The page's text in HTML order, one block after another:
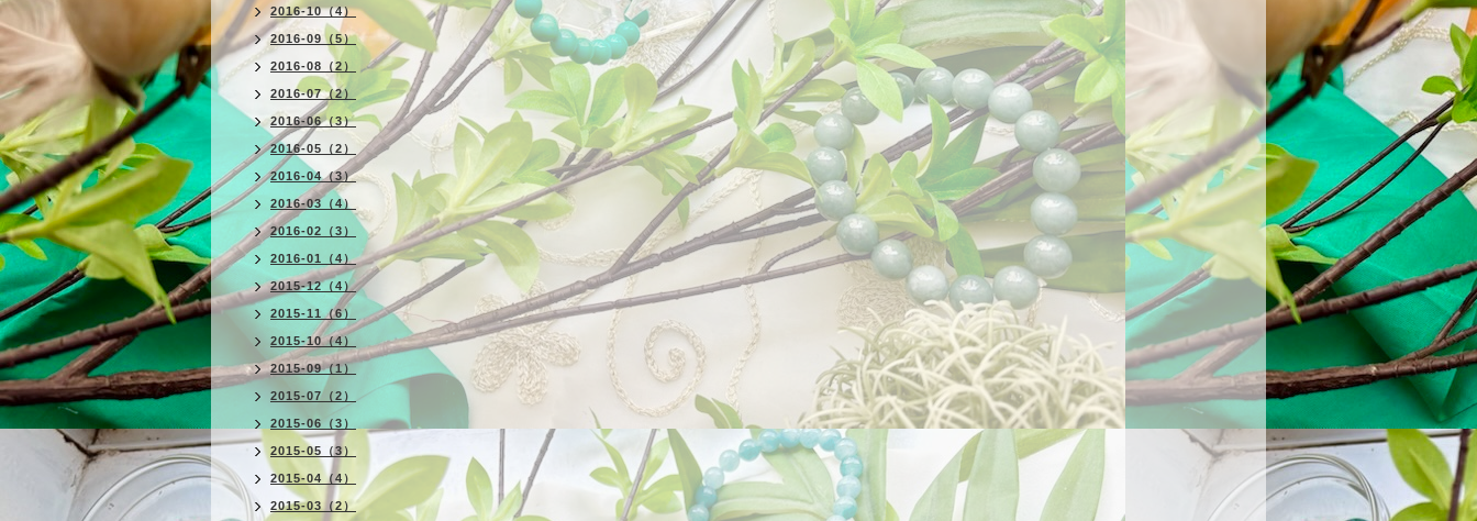
2016-10（4）
2016-09（5）
2016-08（2）
2016-07（2）
2016-06（3）
2016-05（2）
2016-04（3）
2016-03（4）
2016-02（3）
2016-01（4）
2015-12（4）
2015-11（6）
2015-10（4）
2015-09（1）
2015-07（2）
2015-06（3）
2015-05（3）
2015-04（4）
2015-03（2）